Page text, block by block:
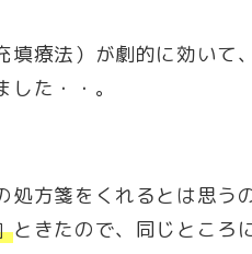
填療法）が劇的に効いて
た・・。
処方箋をくれるとは思う
ときたので、同じところ